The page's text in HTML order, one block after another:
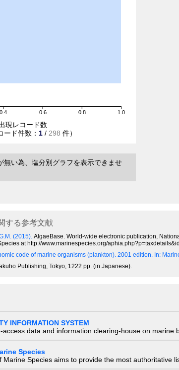
0.4 0.6 0.8 1.0
現レコード数
ード件数： 1 / 298 件）
無い為、塩分別グラフを表示できませ
する参考文献
(2015). AlgaeBase. World-wide electronic publication,
at http://www.marinespecies.org/
code of marine organisms (plankton). 2001 edition. In:
Publishing, Tokyo, 1222 pp. (in Japanese).
INFORMATION SYSTEM
access data and information clearing-house on
Species
Marine Species aims to provide the most authoritative